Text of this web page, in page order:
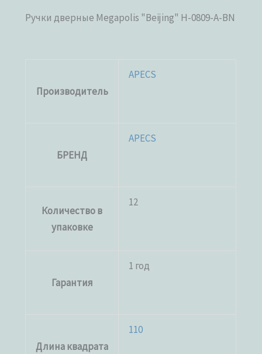
Ручки дверные Megapolis "Beijing" H-0809-A-BN
Производитель
APECS
БРЕНД
APECS
Количество в
упаковке
12
Гарантия
1 год
Длина квадрата
110